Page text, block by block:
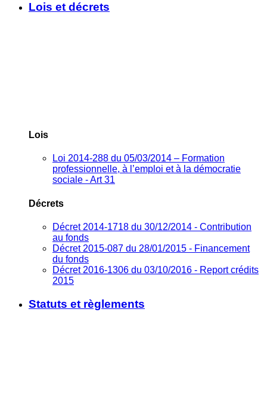
Lois et décrets
Lois
Loi 2014-288 du 05/03/2014 – Formation
professionnelle, à l’emploi et à la démocratie
sociale - Art 31
Décrets
Décret 2014-1718 du 30/12/2014 - Contribution
au fonds
Décret 2015-087 du 28/01/2015 - Financement
du fonds
Décret 2016-1306 du 03/10/2016 - Report crédits
2015
Statuts et règlements